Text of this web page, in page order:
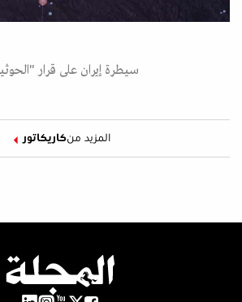
سيطرة إيران على قرار
المزيد منكاريكاتور